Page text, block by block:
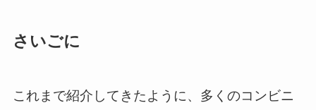
さいごに
これまで紹介してきたように、多くのコンビニ